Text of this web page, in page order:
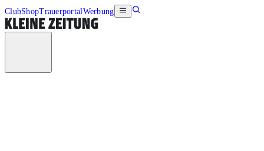
ClubShopTrauerportalWerbung